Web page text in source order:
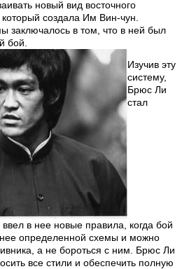
новый вид восточного
создала Им Вин-чун.
заключалось в том, что в ней был
бой.
Изучив эту
систему,
Брюс Ли
стал
в нее новые правила, когда бой
определенной схемы и можно
а не бороться с ним. Брюс Ли
все стили и обеспечить полную